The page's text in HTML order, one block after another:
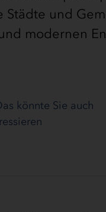
Städte und
modernen
könnte Sie auch